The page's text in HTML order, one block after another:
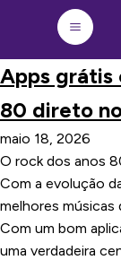
Apps grátis
80 direto
maio 18, 2026
O rock dos anos
Com a evolução
melhores músicas
Com um bom
uma verdadeira